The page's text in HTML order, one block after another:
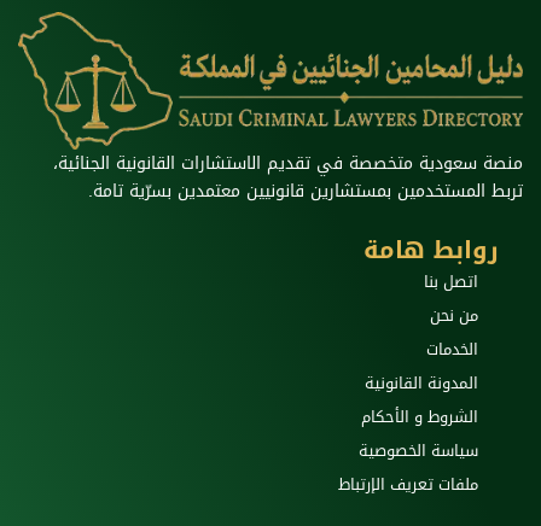
منصة سعودية متخصصة في تقديم الاستشارات القانونية الجنائية،
تربط المستخدمين بمستشارين قانونيين معتمدين بسرّية تامة.
روابط هامة
اتصل بنا
من نحن
الخدمات
المدونة القانونية
الشروط و الأحكام
سياسة الخصوصية
ملفات تعريف الإرتباط